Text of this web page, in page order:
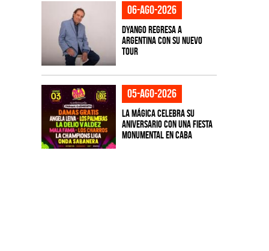
06-ago-2026
Dyango regresa a
Argentina con su nuevo
tour
05-ago-2026
La Mágica celebra su
aniversario con una fiesta
monumental en CABA